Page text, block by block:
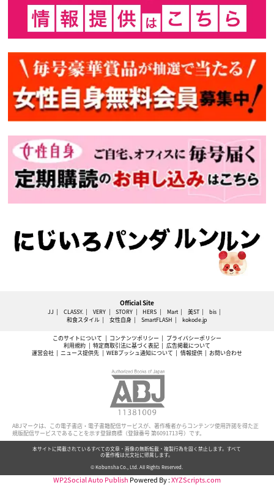
Official Site
JJ CLASSY. VERY STORY HERS Mart 美ST
bis
和食スタイル
女性自身 SmartFLASH kokode.jp
このサイトについて コンテンツポリシー
プライバシーポリシー
利用規約
特定商取引法に基づく表記
広告掲載について
運営会社
ニュース提供先 WEBプッシュ通知について 情報提供 お問い合わせ
ABJマークは、この電子書店・電子書籍配信サービスが、著作権者からコンテンツ使用許諾を得た正
規版配信サービスであることを示す登録商標（登録番号 第6091713号）です。
本サイトに掲載されているすべての文章・画像の無断転載・複製行為を固く禁止します。すべて
の著作権は光文社に帰属します。
© Kobunsha Co., Ltd. All Rights Reserved.
WP2Social Auto Publish Powered By :XYZScripts.com